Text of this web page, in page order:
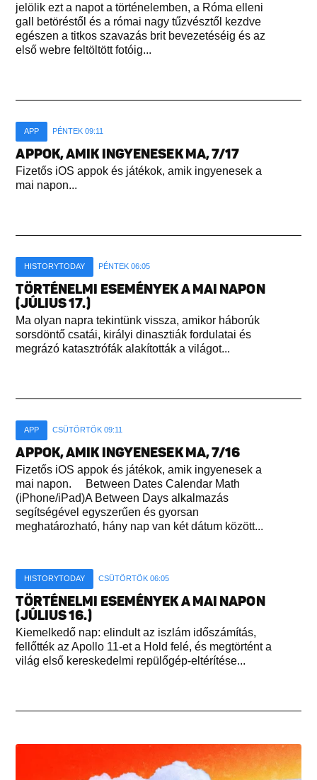
jelölik ezt a napot a történelemben, a Róma elleni
gall betöréstől és a római nagy tűzvésztől kezdve
egészen a titkos szavazás brit bevezetéséig és az
első webre feltöltött fotóig...
APP PÉNTEK 09:11
APPOK, AMIK INGYENESEK MA, 7/17
Fizetős iOS appok és játékok, amik ingyenesek a
mai napon...
HISTORYTODAY PÉNTEK 06:05
TÖRTÉNELMI ESEMÉNYEK A MAI NAPON
(JÚLIUS 17.)
Ma olyan napra tekintünk vissza, amikor háborúk
sorsdöntő csatái, királyi dinasztiák fordulatai és
megrázó katasztrófák alakították a világot...
APP CSÜTÖRTÖK 09:11
APPOK, AMIK INGYENESEK MA, 7/16
Fizetős iOS appok és játékok, amik ingyenesek a
mai napon. Between Dates Calendar Math
(iPhone/iPad)A Between Days alkalmazás
segítségével egyszerűen és gyorsan
meghatározható, hány nap van két dátum között...
HISTORYTODAY CSÜTÖRTÖK 06:05
TÖRTÉNELMI ESEMÉNYEK A MAI NAPON
(JÚLIUS 16.)
Kiemelkedő nap: elindult az iszlám időszámítás,
fellőtték az Apollo 11-et a Hold felé, és megtörtént a
világ első kereskedelmi repülőgép-eltérítése...